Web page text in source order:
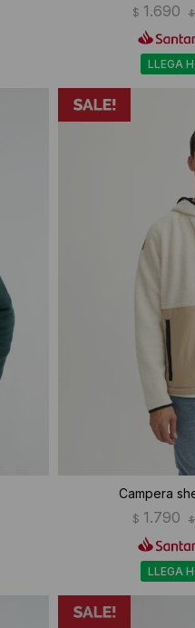
$ 1.690 $
LLEGA
Campera
$ 1.790 $
LLEGA